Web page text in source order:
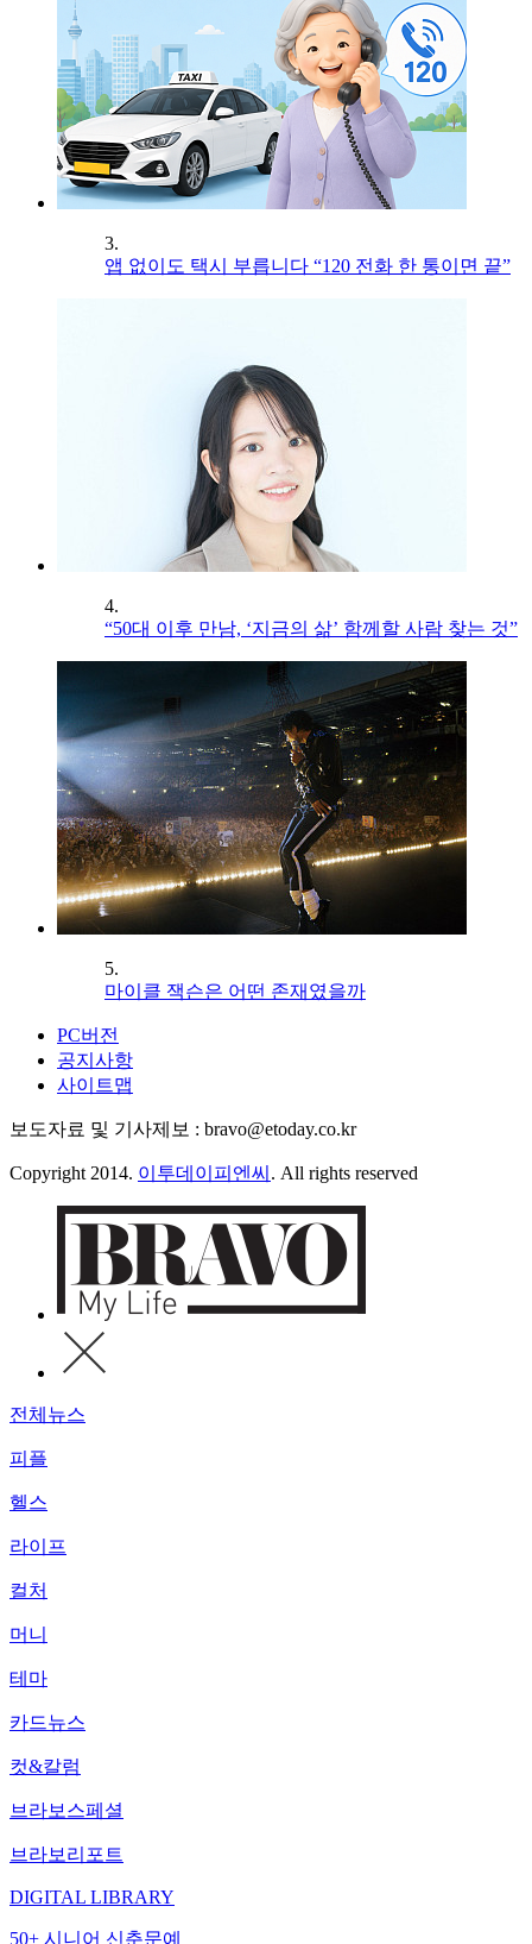
3.
앱 없이도 택시 부릅니다 “120 전화 한 통이면 끝”
4.
“50대 이후 만남, ‘지금의 삶’ 함께할 사람 찾는 것”
5.
마이클 잭슨은 어떤 존재였을까
PC버전
공지사항
사이트맵
보도자료 및 기사제보 : bravo@etoday.co.kr
Copyright 2014. 이투데이피엔씨 . All rights reserved
전체뉴스
피플
헬스
라이프
컬처
머니
테마
카드뉴스
컷&칼럼
브라보스페셜
브라보리포트
DIGITAL LIBRARY
50+ 시니어 신춘문예